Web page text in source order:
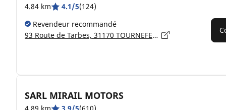
4.84 km 4.1/5(124)
Revendeur recommandé
93 Route de Tarbes, 31170 TOURNEFEUILLE
SARL MIRAIL MOTORS